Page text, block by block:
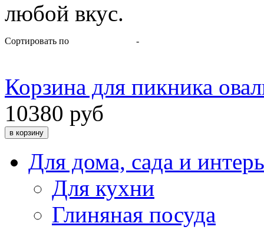
любой вкус.
Сортировать по -
Корзина для пикника
10380 руб
Для дома, сада и
Для кухни
Глиняная посуда